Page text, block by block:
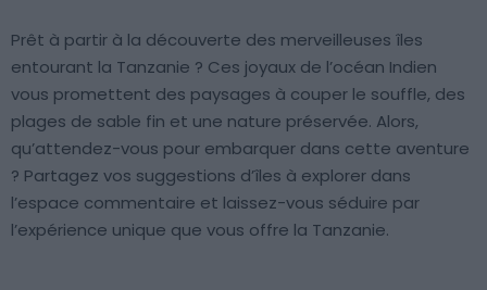
Prêt à partir à la découverte des merveilleuses îles
entourant la Tanzanie ? Ces joyaux de l’océan Indien
vous promettent des paysages à couper le souffle, des
plages de sable fin et une nature préservée. Alors,
qu’attendez-vous pour embarquer dans cette aventure
? Partagez vos suggestions d’îles à explorer dans
l’espace commentaire et laissez-vous séduire par
l’expérience unique que vous offre la Tanzanie.